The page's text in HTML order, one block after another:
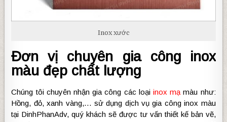
Inox xước
Đơn vị chuyên gia công inox
màu đẹp chất lượng
Chúng tôi chuyên nhận gia công các loại inox mạ màu như:
Hồng, đỏ, xanh vàng,… sử dụng dịch vụ gia công inox màu
tại DinhPhanAdv, quý khách sẽ được tư vấn thiết kế bản vẽ,